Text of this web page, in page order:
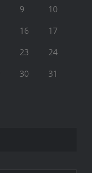
9
10
16
17
23
24
30
31